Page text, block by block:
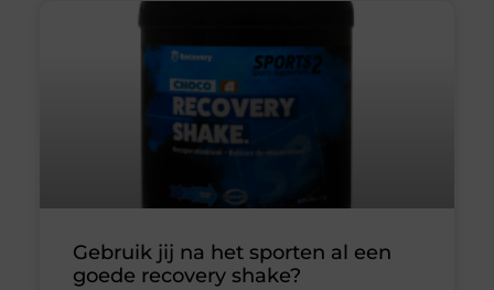
Gebruik jij na het sporten al een
goede recovery shake?